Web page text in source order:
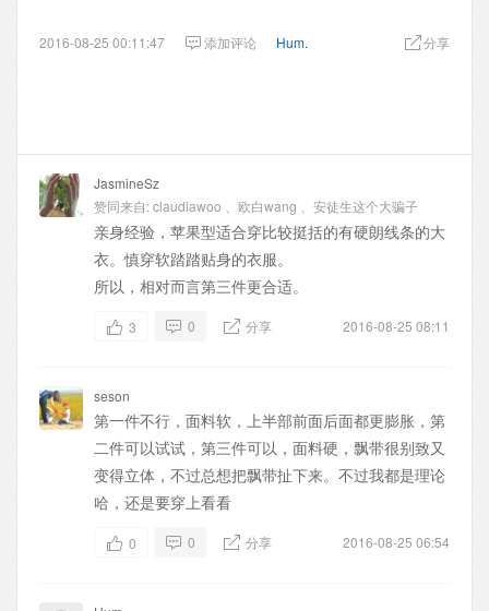
2016-08-25 00:11:47 添加评论 Hum. 分享
JasmineSz
赞同来自:claudiawoo 欧白wang 安徒生这个大骗子
亲身经验，苹果型适合穿比较挺括的有硬朗线条的大
衣。慎穿软踏踏贴身的衣服。
所以，相对而言第三件更合适。
2016-08-25 08:11
3 0 分享
seson
第一件不行，面料软，上半部前面后面都更膨胀，第
二件可以试试，第三件可以，面料硬，飘带很别致又
变得立体，不过总想把飘带扯下来。不过我都是理论
哈，还是要穿上看看
2016-08-25 06:54
0 0 分享